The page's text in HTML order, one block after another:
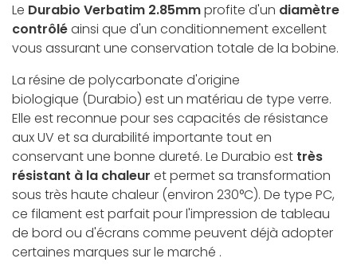
Le Durabio Verbatim 2.85mmprofite d'un diamètre
contrôléainsi que d'un conditionnement excellent
vous assurant une conservation totale de la bobine.
La résine de polycarbonate d'origine
biologique (Durabio) est un matériau de type verre.
Elle est reconnue pour ses capacités de résistance
aux UV et sa durabilité importante tout en
conservant une bonne dureté. Le Durabio est très
résistant à la chaleur et permet sa transformation
sous très haute chaleur (environ 230°C). De type PC,
ce filament est parfait pour l'impression de tableau
de bord ou d'écrans comme peuvent déjà adopter
certaines marques sur le marché .